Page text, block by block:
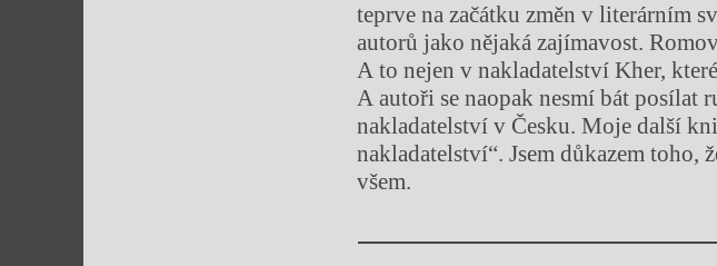
teprve na začátku změn v literárním
autorů jako nějaká zajímavost.
A to nejen v nakladatelství Kher,
A autoři se naopak nesmí bát
nakladatelství v Česku. Moje další
nakladatelství“. Jsem důkazem toho,
všem.